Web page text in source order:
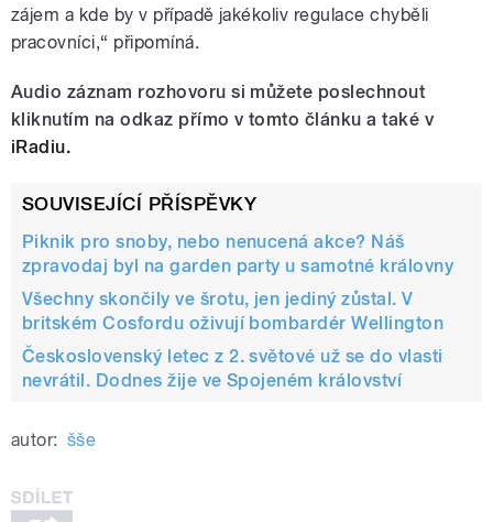
zájem a kde by v případě jakékoliv regulace chyběli
pracovníci,“ připomíná.
Audio záznam rozhovoru si můžete poslechnout
kliknutím na odkaz přímo v tomto článku a také v
iRadiu.
SOUVISEJÍCÍ PŘÍSPĚVKY
Piknik pro snoby, nebo nenucená akce? Náš
zpravodaj byl na garden party u samotné královny
Všechny skončily ve šrotu, jen jediný zůstal. V
britském Cosfordu oživují bombardér Wellington
Československý letec z 2. světové už se do vlasti
nevrátil. Dodnes žije ve Spojeném království
autor: šše